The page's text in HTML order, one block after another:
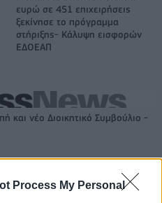
Process My Personal
ευρώ σε 451 επιχειρήσεις
ξεκίνησε το πρόγραμμα
στήριξης- Κάλυψη εισφορών
ΕΔΟΕΑΠ
και νέο Διοικητικό Συμβούλιο -
Η Chery επενδύει 75 εκατ.